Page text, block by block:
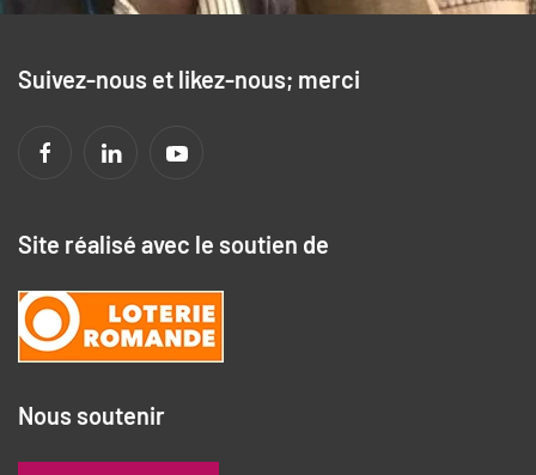
Suivez-nous et likez-nous; merci
Site réalisé avec le soutien de
Nous soutenir